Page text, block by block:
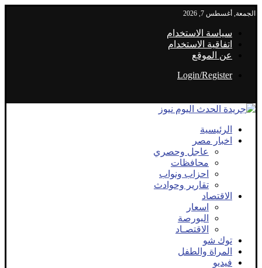
الجمعة, أغسطس 7, 2026
سياسة الاستخدام
اتفاقية الاستخدام
عن الموقع
Login/Register
الرئيسية
اخبار مصر
عاجل وحصري
محافظات
احزاب ونواب
تقارير وحوادث
الاقتصاد
اسعار
البورصة
الاقتصـاد
توك شو
المراة والطفل
فيديو